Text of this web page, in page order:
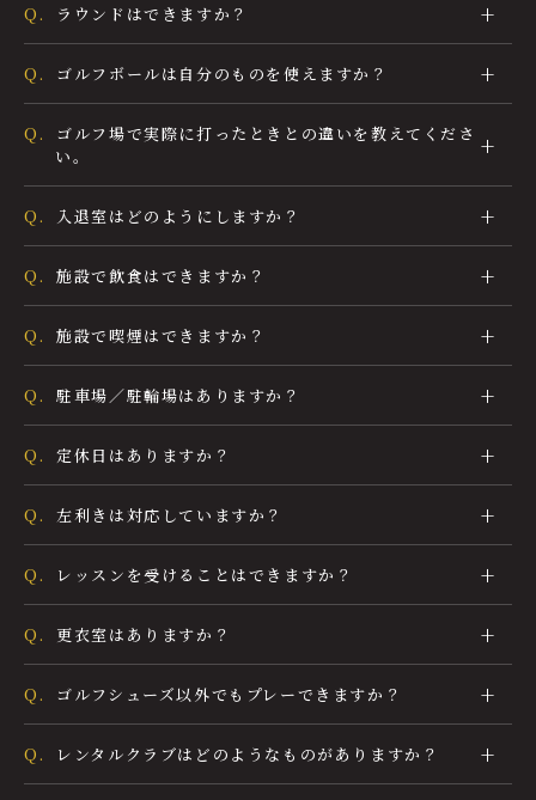
Q. ラウンドはできますか？
Q. ゴルフボールは自分のものを使えますか？
Q.
ゴルフ場で実際に打ったときとの違いを教えてくださ
い。
Q. 入退室はどのようにしますか？
Q. 施設で飲食はできますか？
Q. 施設で喫煙はできますか？
Q. 駐車場／駐輪場はありますか？
Q. 定休日はありますか？
Q. 左利きは対応していますか？
Q. レッスンを受けることはできますか？
Q. 更衣室はありますか？
Q. ゴルフシューズ以外でもプレーできますか？
Q. レンタルクラブはどのようなものがありますか？